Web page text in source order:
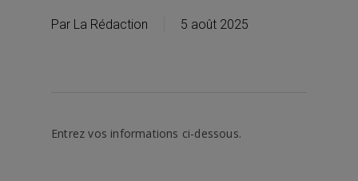
Par La Rédaction 5 août 2025
Entrez vos informations ci-dessous.